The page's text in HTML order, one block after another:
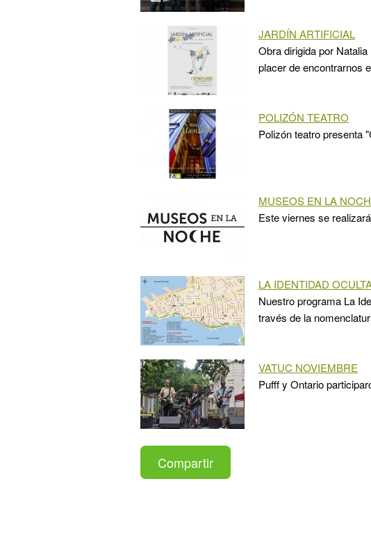
JARDÍN ARTIFICIAL
Obra dirigida por
placer de encontrarnos
POLIZÓN TEATRO
Polizón teatro presenta
MUSEOS EN LA
Este viernes se
LA IDENTIDAD
Nuestro programa La
través de la
VATUC NOVIEMBRE
Pufff y Ontario
Compartir